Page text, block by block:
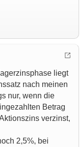
liegt
nach meinen
nur, wenn die
Betrag
verzinst,
2,5%, bei